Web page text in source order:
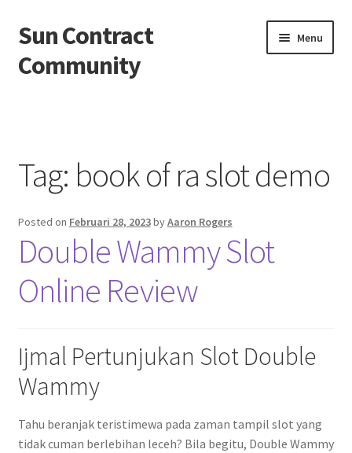
Skip
to
navigation
Skip
to
content
Sun Contract
Community
Menu
Contact us
Privacy Policy
Tag: book of ra slot demo
Posted on Februari 28, 2023byAaron Rogers
Double Wammy Slot
Online Review
Ijmal Pertunjukan Slot Double
Wammy
Tahu beranjak teristimewa pada zaman tampil slot yang
tidak cuman berlebihan leceh? Bila begitu, Double Wammy